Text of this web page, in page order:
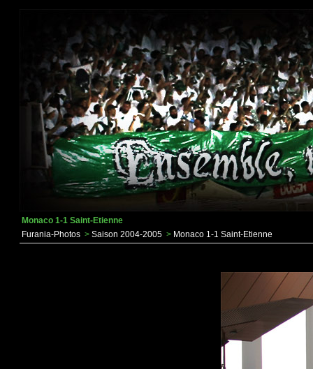
Monaco 1-1 Saint-Etienne
Furania-Photos > Saison 2004-2005 > Monaco 1-1 Saint-Etienne